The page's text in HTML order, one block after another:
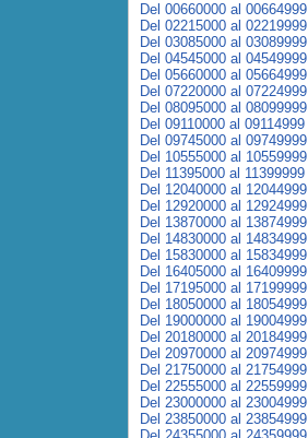
Del 00660000 al 00664999
Del 02215000 al 02219999
Del 03085000 al 03089999
Del 04545000 al 04549999
Del 05660000 al 05664999
Del 07220000 al 07224999
Del 08095000 al 08099999
Del 09110000 al 09114999
Del 09745000 al 09749999
Del 10555000 al 10559999
Del 11395000 al 11399999
Del 12040000 al 12044999
Del 12920000 al 12924999
Del 13870000 al 13874999
Del 14830000 al 14834999
Del 15830000 al 15834999
Del 16405000 al 16409999
Del 17195000 al 17199999
Del 18050000 al 18054999
Del 19000000 al 19004999
Del 20180000 al 20184999
Del 20970000 al 20974999
Del 21750000 al 21754999
Del 22555000 al 22559999
Del 23000000 al 23004999
Del 23850000 al 23854999